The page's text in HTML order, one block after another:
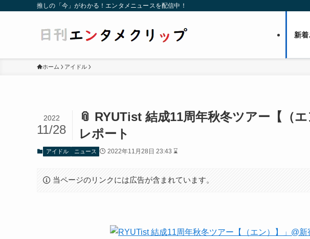
推しの「今」がわかる！エンタメニュースを配信中！
新
ホーム アイドル
📎 RYUTist 結成11周年秋冬ツアー【（
レポート
2022
11/28
アイドル ニュース 2022年11月28日 23:43 ⌛
当ページのリンクには広告が含まれています。